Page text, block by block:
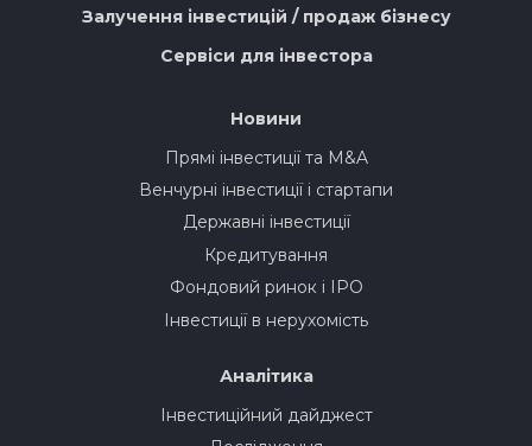
Залучення інвестицій / продаж бізнесу
Сервіси для інвестора
Новини
Прямі інвестиції та M&A
Венчурні інвестиції і стартапи
Державні інвестиції
Кредитування
Фондовий ринок і IPO
Інвестиції в нерухомість
Аналітика
Інвестиційний дайджест